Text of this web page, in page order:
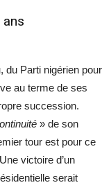
du Parti nigérien pour
au terme de ses
succession.
» de son
tour est pour ce
victoire d’un
serait